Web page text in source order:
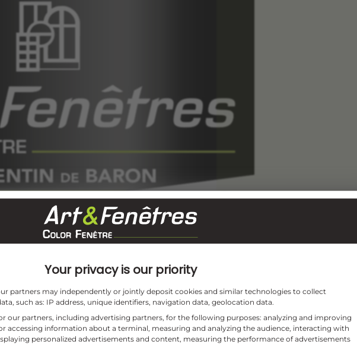
Your privacy is our priority
partners may independently or jointly deposit cookies and similar technologies to collect
such as: IP address, unique identifiers, navigation data, geolocation data.
our partners, including advertising partners, for the following purposes: analyzing and improving
accessing information about a terminal, measuring and analyzing the audience, interacting with
personalized advertisements and content, measuring the performance of advertisements